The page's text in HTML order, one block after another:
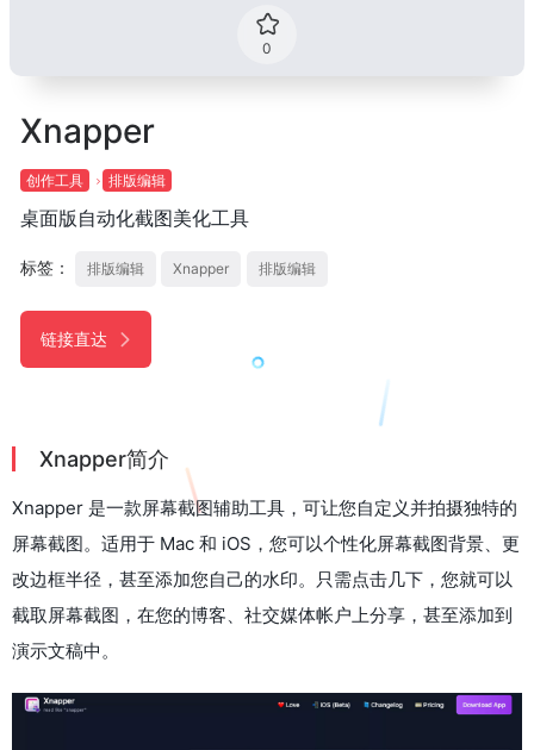
0
Xnapper
创作工具 排版编辑
桌面版自动化截图美化工具
标签： 排版编辑 Xnapper 排版编辑
链接直达
Xnapper简介
Xnapper 是一款屏幕截图辅助工具，可让您自定义并拍摄独特的
屏幕截图。适用于 Mac 和 iOS，您可以个性化屏幕截图背景、更
改边框半径，甚至添加您自己的水印。只需点击几下，您就可以
截取屏幕截图，在您的博客、社交媒体帐户上分享，甚至添加到
演示文稿中。